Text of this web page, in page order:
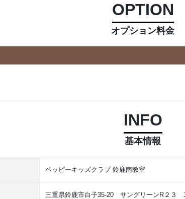
OPTION
オプション料金
INFO
基本情報
ペッピーキッズクラブ 鈴鹿南教室
三重県鈴鹿市白子35-20 サングリーンR２３